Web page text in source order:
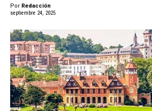
Por Redacción
septiembre 24, 2025